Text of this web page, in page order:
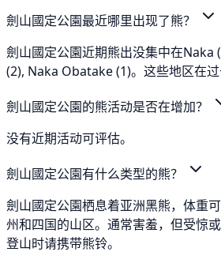
劍山國定公園最近哪里出现了熊？
劍山國定公園近期熊出没集中在
(2), Naka Obatake (1)。这些地区在过
劍山國定公園的熊活动是否在增加？
没有近期活动可评估。
劍山國定公園有什么类型的熊？
劍山國定公園栖息着亚洲黑熊，体重
州和四国的山区。通常害羞，但受惊
登山时请携带熊铃。